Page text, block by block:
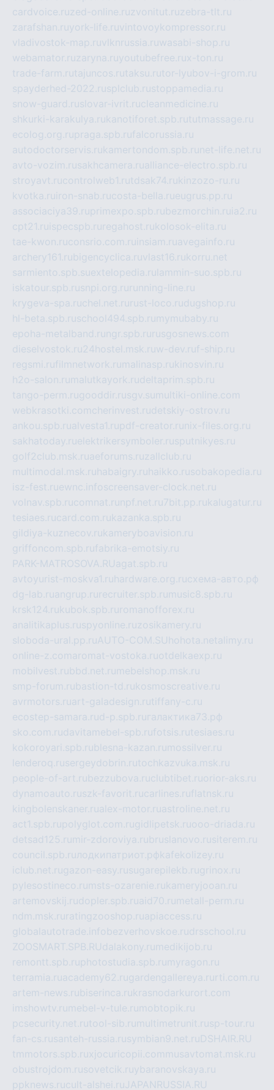
cardvoice.ruzed-online.ruzvonitut.ruzebra-tlt.ru
zarafshan.ruyork-life.ruvintovoykompressor.ru
vladivostok-map.ruvlknrussia.ruwasabi-shop.ru
webamator.ruzaryna.ruyoutubefree.rux-ton.ru
trade-farm.rutajuncos.rutaksu.rutor-lyubov-i-grom.ru
spayderhed-2022.rusplclub.rustoppamedia.ru
snow-guard.ruslovar-ivrit.rucleanmedicine.ru
shkurki-karakulya.rukanotiforet.spb.rututmassage.ru
ecolog.org.rupraga.spb.rufalcorussia.ru
autodoctorservis.rukamertondom.spb.ru net-life.net.ru
avto-vozim.rusakhcamera.rualliance-electro.spb.ru
stroyavt.rucontrolweb1.rutdsak74.rukinzozo-ru.ru
kvotka.ru iron-snab.rucosta-bella.rueugrus.pp.ru
associaciya39.ruprimexpo.spb.rubezmorchin.ru ia2.ru
cpt21.ru ispecspb.ru regahost.rukolosok-elita.ru
tae-kwon.ruconsrio.com.ru insiam.ruavegainfo.ru
archery161.rubigencyclica.ruvlast16.rukorru.net
sarmiento.spb.suextelopedia.ru lammin-suo.spb.ru
iskatour.spb.rusnpi.org.ru running-line.ru
krygeva-spa.ruchel.net.ru rust-loco.rudugshop.ru
hl-beta.spb.ruschool494.spb.ru mymubaby.ru
epoha-metalband.ru ngr.spb.ru rusgosnews.com
dieselvostok.ru24hostel.msk.ruw-dev.ruf-ship.ru
regsmi.rufilmnetwork.ru malinasp.rukinosvin.ru
h2o-salon.ru malutkayork.rudeltaprim.spb.ru
tango-perm.rugooddir.rusgv.su multiki-online.com
webkrasotki.comcherinvest.rudetskiy-ostrov.ru
ankou.spb.rualvesta1.rupdf-creator.ru nix-files.org.ru
sakhatoday.ruelektrikersymboler.rusputnikyes.ru
golf2club.msk.ruaeforums.ruzallclub.ru
multimodal.msk.ru habaigry.ru haikko.rusobakopedia.ru
isz-fest.ruewnc.infoscreensaver-clock.net.ru
volnav.spb.rucomnat.ru npf.net.ru7bit.pp.rukalugatur.ru
tesiaes.rucard.com.rukazanka.spb.ru
gildiya-kuznecov.rukameryboavision.ru
griffoncom.spb.rufabrika-emotsiy.ru
PARK-MATROSOVA.RUagat.spb.ru
avtoyurist-moskva1.ru hardware.org.ruсхема-авто.рф
dg-lab.ruangrup.ru recruiter.spb.ru music8.spb.ru
krsk124.rukubok.spb.ru romanofforex.ru
analitikaplus.ruspyonline.ruzosikamery.ru
sloboda-ural.pp.ruAUTO-COM.SU hohota.netalimy.ru
online-z.comaromat-vostoka.ruotdelkaexp.ru
mobilvest.rubbd.net.ru mebelshop.msk.ru
smp-forum.rubastion-td.rukosmoscreative.ru
avrmotors.ruart-galadesign.rutiffany-c.ru
ecostep-samara.rud-p.spb.ru галактика73.рф
sko.com.rudavitamebel-spb.rufotsis.rutesiaes.ru
kokoroyari.spb.rublesna-kazan.ru mossilver.ru
lenderoq.rusergeydobrin.rutochkazvuka.msk.ru
people-of-art.rubezzubova.ruclubtibet.ruorior-aks.ru
dynamoauto.ruszk-favorit.rucarlines.ruflatnsk.ru
kingbolenskaner.rualex-motor.ruastroline.net.ru
act1.spb.rupolyglot.com.rugidlipetsk.ruooo-driada.ru
detsad125.ru mir-zdoroviya.rubruslanovo.rusiterem.ru
council.spb.ruлодкипатриот.рфkafekolizey.ru
iclub.net.rugazon-easy.rusugarepilekb.rugrinox.ru
pylesostineco.ru msts-ozarenie.rukameryjooan.ru
artemovskij.rudopler.spb.ruaid70.ru metall-perm.ru
ndm.msk.ru ratingzooshop.ruapiaccess.ru
globalautotrade.info bezverhovskoe.rudrsschool.ru
ZOOSMART.SPB.RUdalakony.ru medikijob.ru
remontt.spb.ruphotostudia.spb.ru myragon.ru
terramia.ruacademy62.rugardengallereya.ru rti.com.ru
artem-news.rubiserinca.rukrasnodarkurort.com
imshowtv.ru mebel-v-tule.ru mobtopik.ru
pcsecurity.net.rutool-sib.ru multimetrunit.rusp-tour.ru
fan-cs.rusanteh-russia.rusymbian9.net.ruDSHAIR.RU
tmmotors.spb.ruxjocuricopii.com musavtomat.msk.ru
obustrojdom.rusovetcik.ruybaranovskaya.ru
ppknews.rucult-alshei.ruJAPANRUSSIA.RU